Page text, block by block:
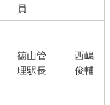
員
徳山管
理駅長
西嶋
俊輔